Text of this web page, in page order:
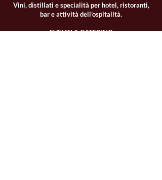
Vini, distillati e specialità per hotel, ristoranti,
bar e attività dell’ospitalità.
EVENTI & CATERING